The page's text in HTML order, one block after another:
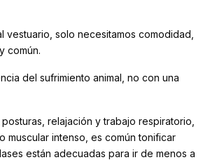
solo necesitamos comodidad,
común.
del sufrimiento animal, no con una
relajación y trabajo respiratorio,
intenso, es común tonificar
están adecuadas para ir de menos a